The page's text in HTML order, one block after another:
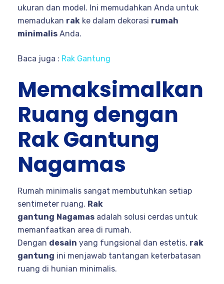
ukuran dan model. Ini memudahkan Anda untuk
memadukan rak ke dalam dekorasi rumah
minimalis Anda.
Baca juga : Rak Gantung
Memaksimalkan
Ruang dengan
Rak Gantung
Nagamas
Rumah minimalis sangat membutuhkan setiap
sentimeter ruang. Rak
gantung Nagamas adalah solusi cerdas untuk
memanfaatkan area di rumah.
Dengan desain yang fungsional dan estetis, rak
gantung ini menjawab tantangan keterbatasan
ruang di hunian minimalis.